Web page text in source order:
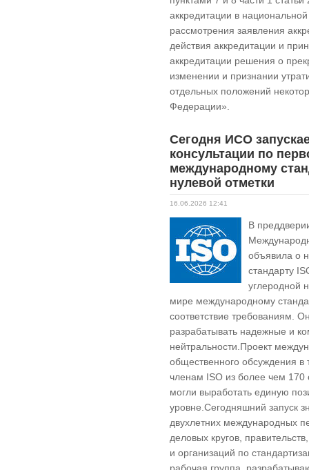
аккредитации в
рассмотрения заявления
действия аккредитации и
аккредитации решения о
изменении и признании
отдельных положений
Федерации».
Сегодня ИСО
консультации по
международному
нулевой отметки
16.06.2026 12:41
В
объявила о
стандарту
углеродной
мире международному
соответствие требованиям.
разрабатывать надежные и
нейтральности.Проект
общественного обсуждения
членам ISO из более чем 170
могли выработать единую
уровне.Сегодняшний запуск
двухлетних международных
деловых кругов,
и организаций по